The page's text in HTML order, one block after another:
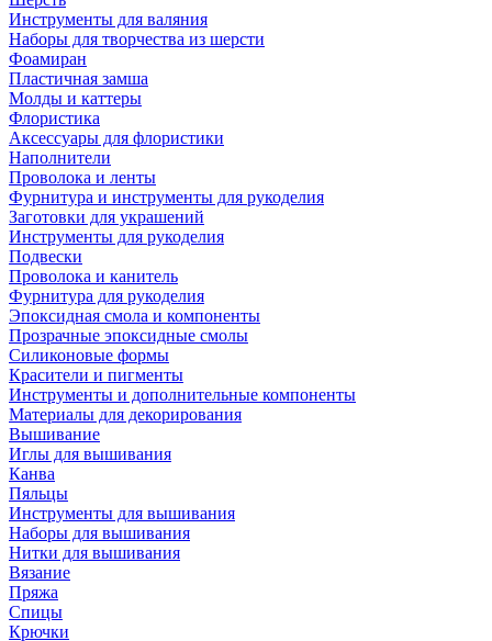
Инструменты для валяния
Наборы для творчества из шерсти
Фоамиран
Пластичная замша
Молды и каттеры
Флористика
Аксессуары для флористики
Наполнители
Проволока и ленты
Фурнитура и инструменты для рукоделия
Заготовки для украшений
Инструменты для рукоделия
Подвески
Проволока и канитель
Фурнитура для рукоделия
Эпоксидная смола и компоненты
Прозрачные эпоксидные смолы
Силиконовые формы
Красители и пигменты
Инструменты и дополнительные компоненты
Материалы для декорирования
Вышивание
Иглы для вышивания
Канва
Пяльцы
Инструменты для вышивания
Наборы для вышивания
Нитки для вышивания
Вязание
Пряжа
Спицы
Крючки